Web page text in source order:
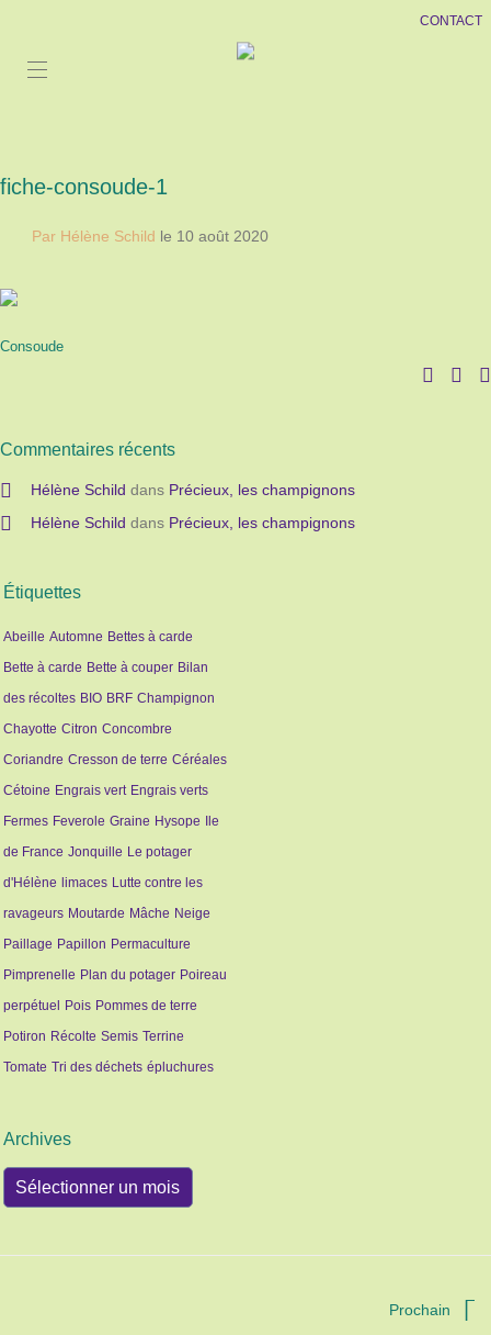
CONTACT
fiche-consoude-1
Par Hélène Schild le 10 août 2020
Consoude
Commentaires récents
Hélène Schild dans Précieux, les champignons
Hélène Schild dans Précieux, les champignons
Étiquettes
Abeille Automne Bettes à carde
Bette à carde Bette à couper Bilan
des récoltes BIO BRF Champignon
Chayotte Citron Concombre
Coriandre Cresson de terre Céréales
Cétoine Engrais vert Engrais verts
Fermes Feverole Graine Hysope
Ile
de France Jonquille Le potager
d'Hélène limaces Lutte contre les
ravageurs Moutarde Mâche Neige
Paillage Papillon Permaculture
Pimprenelle Plan du potager Poireau
perpétuel
Pois Pommes de terre
Potiron Récolte Semis Terrine
Tomate Tri des déchets épluchures
Archives
Archives
Prochain